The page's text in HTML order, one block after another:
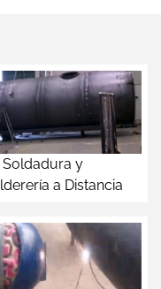
Soldadura y
a Distancia